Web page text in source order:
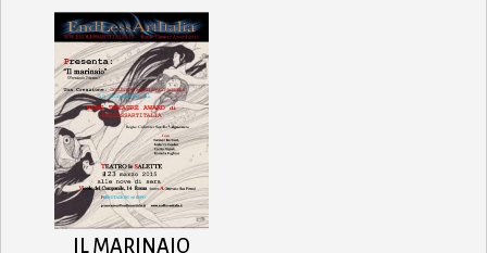
IL MARINAIO